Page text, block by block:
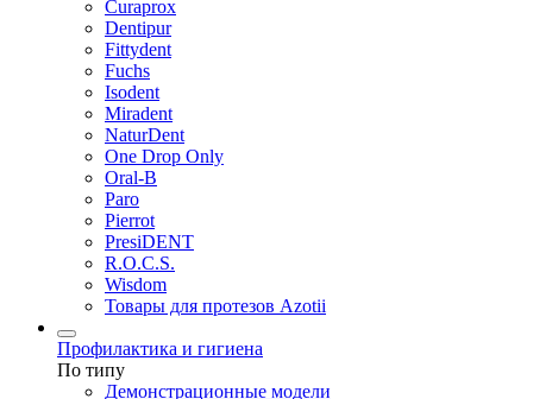
Curaprox
Dentipur
Fittydent
Fuchs
Isodent
Miradent
NaturDent
One Drop Only
Oral-B
Paro
Pierrot
PresiDENT
R.O.C.S.
Wisdom
Товары для протезов Azotii
Профилактика и гигиена
По типу
Демонстрационные модели